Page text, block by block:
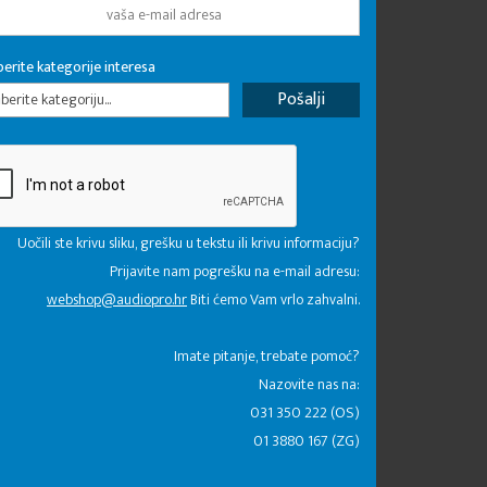
kategorije interesa
kategoriju...
Uočili ste krivu sliku, grešku u tekstu ili krivu informaciju?
Prijavite nam pogrešku na e-mail adresu:
webshop@audiopro.hrBiti ćemo Vam vrlo zahvalni.
​Imate pitanje, trebate pomoć?
Nazovite nas na:
031 350 222 (OS)
01 3880 167 (ZG)